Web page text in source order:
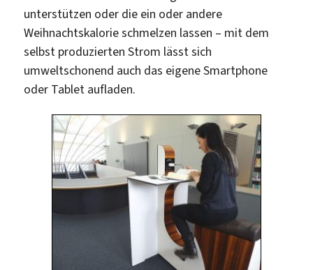
unterstützen oder die ein oder andere
Weihnachtskalorie schmelzen lassen – mit dem
selbst produzierten Strom lässt sich
umweltschonend auch das eigene Smartphone
oder Tablet aufladen.